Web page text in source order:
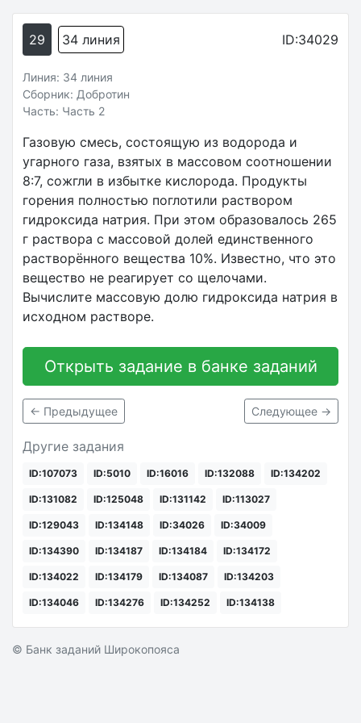
29 34 линия ID:34029
Линия: 34 линия
Сборник: Добротин
Часть: Часть 2
Газовую смесь, состоящую из водорода и
угарного газа, взятых в массовом соотношении
8:7, сожгли в избытке кислорода. Продукты
горения полностью поглотили раствором
гидроксида натрия. При этом образовалось 265
г раствора с массовой долей единственного
растворённого вещества 10%. Известно, что это
вещество не реагирует со щелочами.
Вычислите массовую долю гидроксида натрия в
исходном растворе.
Открыть задание в банке заданий
← Предыдущее Следующее →
Другие задания
ID:107073 ID:5010 ID:16016 ID:132088 ID:134202
ID:131082 ID:125048 ID:131142 ID:113027
ID:129043 ID:134148 ID:34026 ID:34009
ID:134390 ID:134187 ID:134184 ID:134172
ID:134022 ID:134179 ID:134087 ID:134203
ID:134046 ID:134276 ID:134252 ID:134138
© Банк заданий Широкопояса